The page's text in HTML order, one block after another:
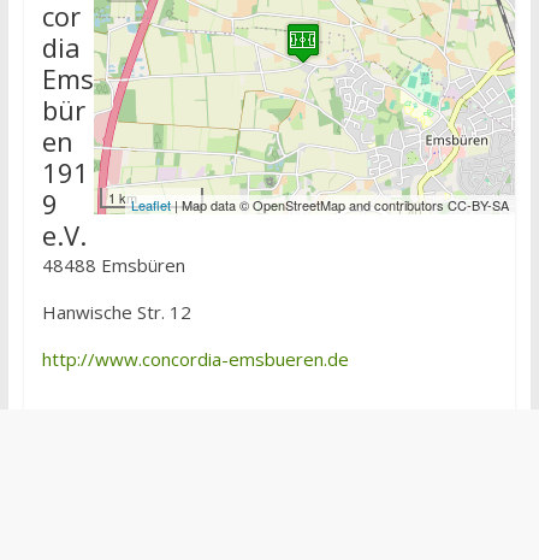
1 kmLeaflet| Map data © OpenStreetMap and contributors CC-BY-SA
cor
dia
Ems
bür
en
191
9
e.V.
48488 Emsbüren
Hanwische Str. 12
http://www.concordia-emsbueren.de